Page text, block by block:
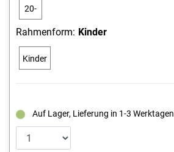
20-
Rahmenform: Kinder
Kinder
Auf Lager, Lieferung in 1-3 Werktagen